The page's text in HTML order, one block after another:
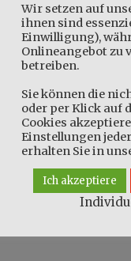
Wir setzen auf
ihnen sind
Einwilligung),
Onlineangebot zu
betreiben.
Sie können die
oder per Klick auf
Cookies
Einstellungen
erhalten Sie in
Ich akzeptiere